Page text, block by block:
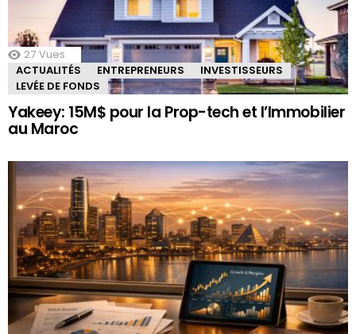
27 Vues
ACTUALITÉS
ENTREPRENEURS
INVESTISSEURS
LEVÉE DE FONDS
Yakeey: 15M$ pour la Prop-tech et l’Immobilier
au Maroc